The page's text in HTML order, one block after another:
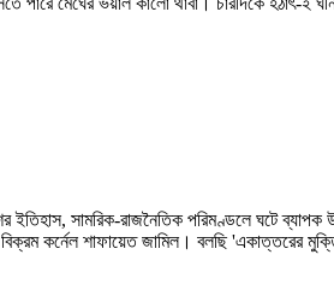
ইতিহাস, সামরিক-রাজনৈতিক পরিমণ্ডলে ঘটে
বিক্রম কর্নেল শাফায়েত জামিল। বলছি 'একাত্তরের